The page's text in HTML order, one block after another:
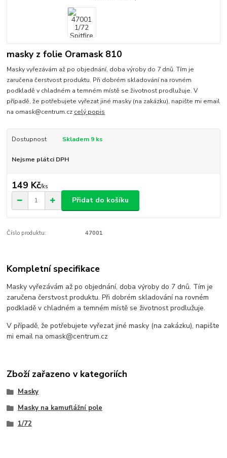
masky z folie Oramask 810
Masky vyřezávám až po objednání, doba výroby do 7 dnů. Tím je
zaručena čerstvost produktu. Při dobrém skladování na rovném
podkladě v chladném a temném místě se životnost prodlužuje. V
případě, že potřebujete vyřezat jiné masky (na zakázku), napište mi email
na omask@centrum.cz celý popis
Dostupnost Skladem 9 ks
Nejsme plátci DPH
149 Kč/ks
Přidat do košíku
Číslo produktu: 47001
Kompletní specifikace
Masky vyřezávám až po objednání, doba výroby do 7 dnů. Tím je
zaručena čerstvost produktu. Při dobrém skladování na rovném
podkladě v chladném a temném místě se životnost prodlužuje.
V případě, že potřebujete vyřezat jiné masky (na zakázku), napište
mi email na omask@centrum.cz
Zboží zařazeno v kategoriích
Masky
Masky na kamuflážní pole
1/72